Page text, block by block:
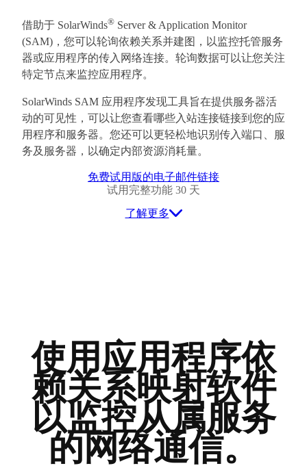
借助于 SolarWinds® Server & Application Monitor
(SAM)，您可以轮询依赖关系并建图，以监控托管服务
器或应用程序的传入网络连接。轮询数据可以让您关注
特定节点来监控应用程序。
SolarWinds SAM 应用程序发现工具旨在提供服务器活
动的可见性，可以让您查看哪些入站连接链接到您的应
用程序和服务器。您还可以更轻松地识别传入端口、服
务及服务器，以确定内部资源消耗量。
免费试用版的电子邮件链接
试用完整功能 30 天
了解更多
使用应用程序依
赖关系映射软件
以监控从属服务
的网络通信。